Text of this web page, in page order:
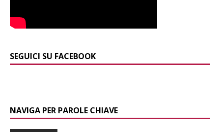
SEGUICI SU FACEBOOK
NAVIGA PER PAROLE CHIAVE